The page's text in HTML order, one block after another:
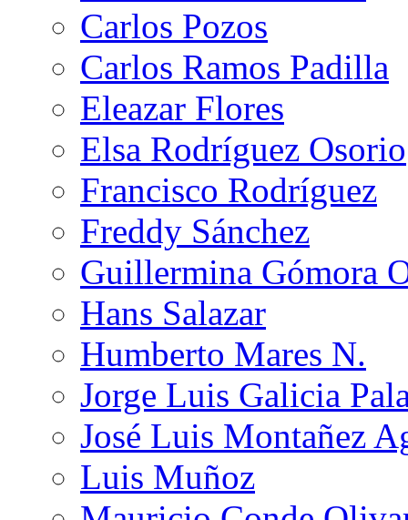
Carlos Pozos
Carlos Ramos Padilla
Eleazar Flores
Elsa Rodríguez Osorio
Francisco Rodríguez
Freddy Sánchez
Guillermina Gómora
Hans Salazar
Humberto Mares N.
Jorge Luis Galicia
José Luis Montañez
Luis Muñoz